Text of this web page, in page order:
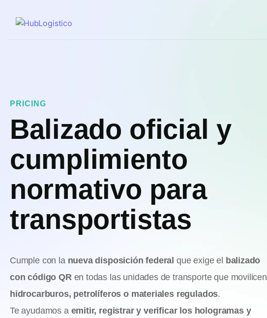
PRICING
Balizado oficial y
cumplimiento
normativo para
transportistas
Cumple con la nueva disposición federal que exige el balizado
con código QRen todas las unidades de transporte que movilicen
hidrocarburos, petrolíferos o materiales regulados.
Te ayudamos a emitir, registrar y verificar los hologramas y